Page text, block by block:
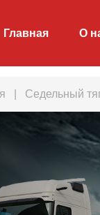
Главная О
| Седельный